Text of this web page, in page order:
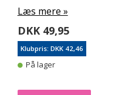
Læs mere »
DKK 49,95
Klubpris: DKK 42,46
På lager